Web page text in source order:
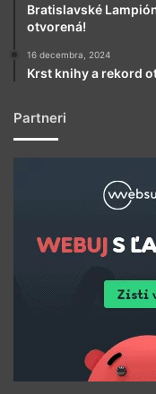
Bratislavské
otvorená!
16 decembra, 2024
Krst knihy a rekord
Partneri